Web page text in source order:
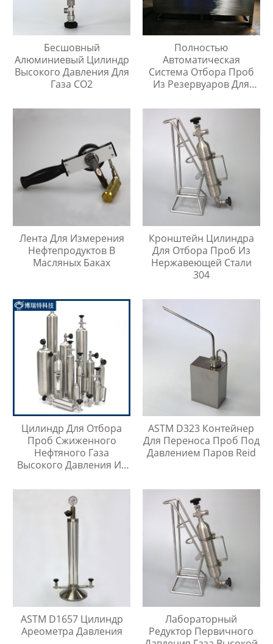
Бесшовный
Алюминиевый Цилиндр
Высокого Давления Для
Газа CO2
Полностью
Автоматическая
Система Отбора Проб
Из Резервуаров Для
Любой Высоте
Лента Для Измерения
Нефтепродуктов В
Масляных Баках
Кронштейн Цилиндра
Для Отбора Проб Из
Нержавеющей Стали
304
Цилиндр Для Отбора
Проб Сжиженного
Нефтяного Газа
Высокого Давления Из
316SS
ASTM D323 Контейнер
Для Переноса Проб Под
Давлением Паров Reid
ASTM D1657 Цилиндр
Ареометра Давления
Лабораторный
Редуктор Первичного